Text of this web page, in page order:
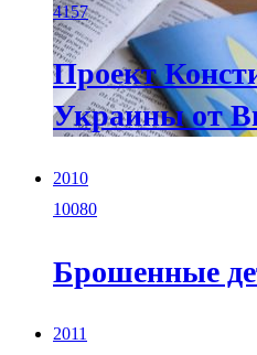
4157
Проект
Украины от
2010
10080
Брошенные
2011